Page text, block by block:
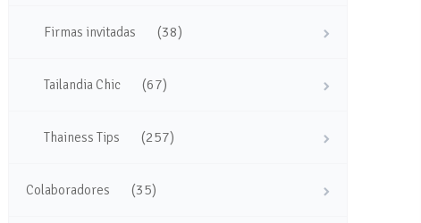
Firmas invitadas (38)
Tailandia Chic (67)
Thainess Tips (257)
Colaboradores (35)